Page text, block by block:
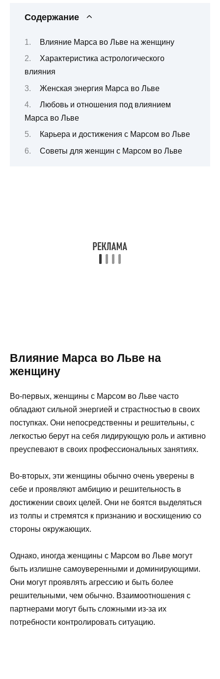
Содержание
Влияние Марса во Льве на женщину
Характеристика астрологического
влияния
Женская энергия Марса во Льве
Любовь и отношения под влиянием
Марса во Льве
Карьера и достижения с Марсом во Льве
Советы для женщин с Марсом во Льве
Влияние Марса во Льве на
женщину
Во-первых, женщины с Марсом во Льве часто
обладают сильной энергией и страстностью в своих
поступках. Они непосредственны и решительны, с
легкостью берут на себя лидирующую роль и активно
преуспевают в своих профессиональных занятиях.
Во-вторых, эти женщины обычно очень уверены в
себе и проявляют амбицию и решительность в
достижении своих целей. Они не боятся выделяться
из толпы и стремятся к признанию и восхищению со
стороны окружающих.
Однако, иногда женщины с Марсом во Льве могут
быть излишне самоуверенными и доминирующими.
Они могут проявлять агрессию и быть более
решительными, чем обычно. Взаимоотношения с
партнерами могут быть сложными из-за их
потребности контролировать ситуацию.